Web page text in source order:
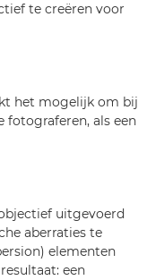
te creëren voor
het mogelijk om bij
als een
uitgevoerd
aberraties te
elementen
een